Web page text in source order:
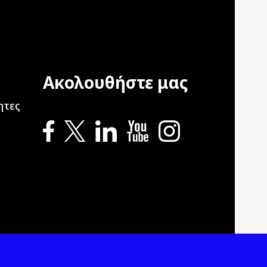
Ακολουθήστε μας